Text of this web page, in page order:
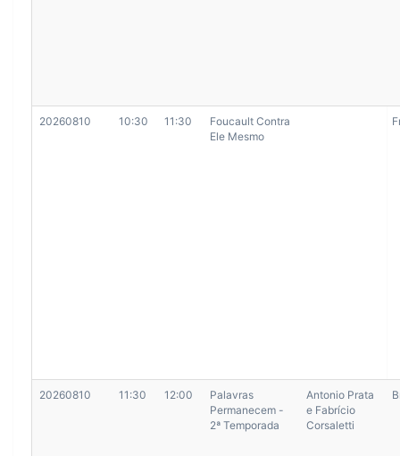
20260810 10:30 11:30
Foucault Contra
Ele Mesmo
20260810 11:30 12:00
Palavras
Permanecem -
2ª Temporada
Antonio Prata
e Fabrício
Corsaletti